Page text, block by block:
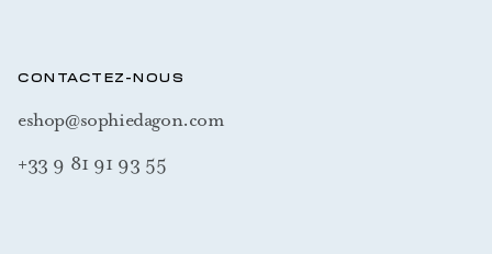
CONTACTEZ-NOUS
eshop@sophiedagon.com
+33 9 81 91 93 55